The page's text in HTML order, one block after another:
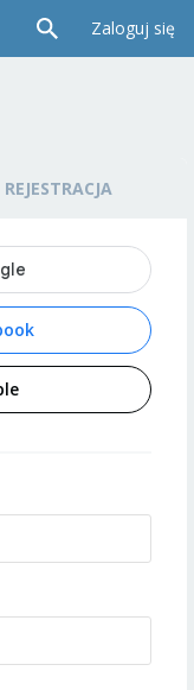
Zaloguj się
REJESTRACJA